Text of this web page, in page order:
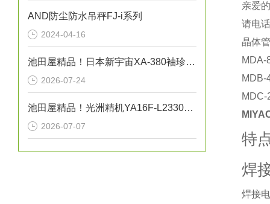
AND防尘防水吊秤FJ-i系列
2024-04-16
池田屋精品！日本新宇宙XA-380袖珍型可燃气体探测器
2026-07-24
池田屋精品！光洲精机YA16F-L23301自动XY平台技术参数与应用解析
2026-07-07
亲爱
请电
晶体
MDA-
MDB-
特
焊
焊接